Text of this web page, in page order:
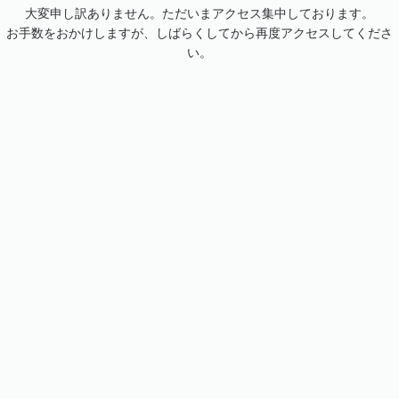
大変申し訳ありません。ただいまアクセス集中しております。
お手数をおかけしますが、しばらくしてから再度アクセスしてくださ
い。